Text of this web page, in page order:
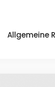
Allgemeine